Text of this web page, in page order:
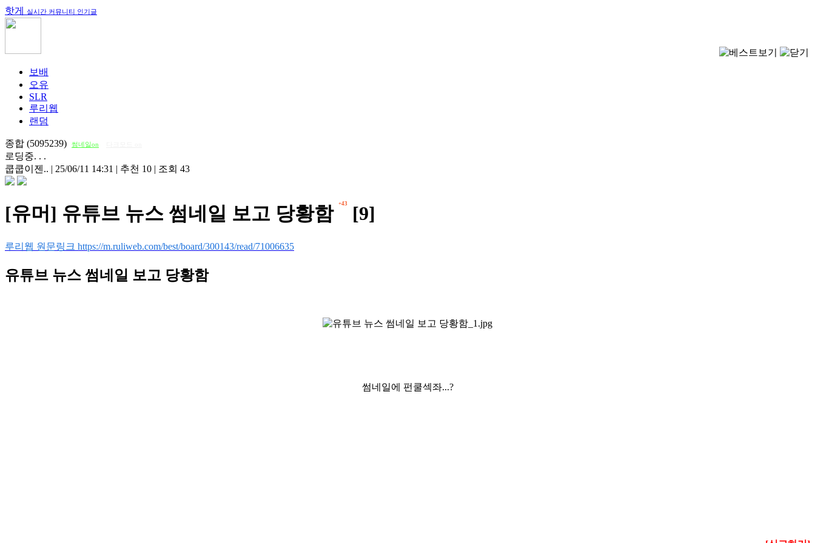
핫게 실시간 커뮤니티 인기글
보배
오유
SLR
루리웹
랜덤
종합 (5095239) 썸네일on
로딩중. . .
쿱쿱이젠.. | 25/06/11 14:31 | 추천 10 | 조회 43
[유머] 유튜브 뉴스 썸네일 보고 당황함 +43 [9]
루리웹 원문링크 https://m.ruliweb.com/best/board/300143/read/71006635
유튜브 뉴스 썸네일 보고 당황함
썸네일에 펀쿨섹좌...?